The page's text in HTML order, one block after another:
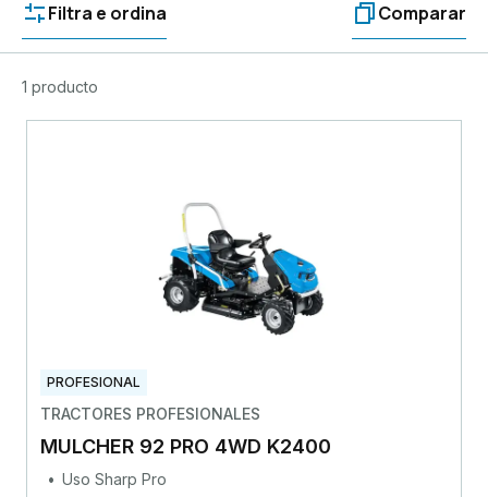
Filtra e ordina Comparar
1 producto
PROFESIONAL
TRACTORES PROFESIONALES
MULCHER 92 PRO 4WD K2400
Uso Sharp Pro